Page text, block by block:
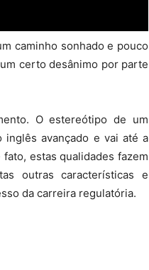
caminho sonhado e pouco
certo desânimo por parte
O estereótipo de um
avançado e vai até a
estas qualidades fazem
outras características e
da carreira regulatória.